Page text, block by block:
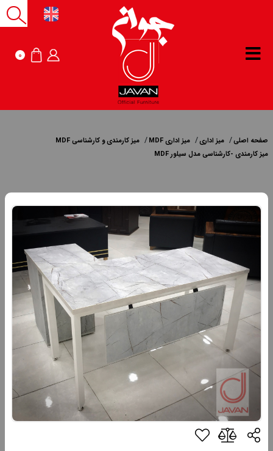
0
صفحه اصلی میز اداری میز اداری MDF
میز کارمندی و کارشناسی MDF
میز کارمندی -کارشناسی مدل سیلور MDF